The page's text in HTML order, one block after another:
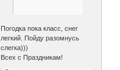
Погодка пока класс, снег
легкий. Пойду разомнусь
слегка)))
Всех с Праздникам!